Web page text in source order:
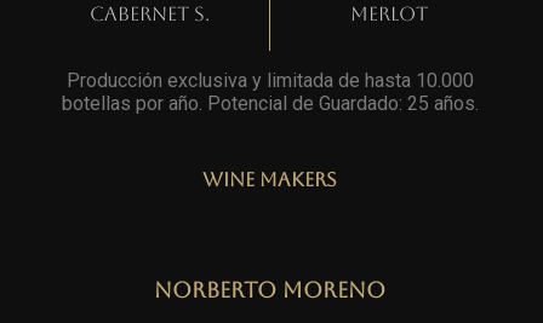
Cabernet S. Merlot
Producción exclusiva y limitada de hasta 10.000
botellas por año. Potencial de Guardado: 25 años
Wine Makers
Norberto Moreno